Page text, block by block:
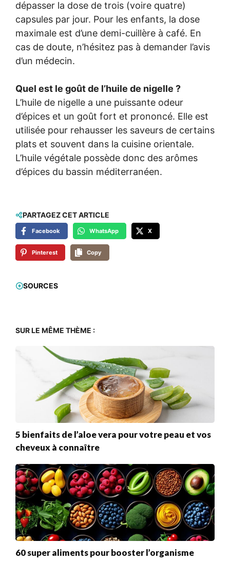
dépasser la dose de trois (voire quatre)
capsules par jour. Pour les enfants, la dose
maximale est d’une demi-cuillère à café. En
cas de doute, n’hésitez pas à demander l’avis
d’un médecin.
Quel est le goût de l’huile de nigelle ?
L’huile de nigelle a une puissante odeur
d’épices et un goût fort et prononcé. Elle est
utilisée pour rehausser les saveurs de certains
plats et souvent dans la cuisine orientale.
L’huile végétale possède donc des arômes
d’épices du bassin méditerranéen.
PARTAGEZ CET ARTICLE
Facebook WhatsApp X
Pinterest Copy
SOURCES
SUR LE MÊME THÈME :
5 bienfaits de l’aloe vera pour votre peau et vos
cheveux à connaître
60 super aliments pour booster l’organisme